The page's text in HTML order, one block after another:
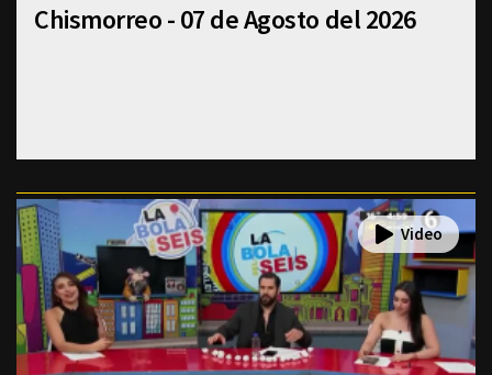
Chismorreo - 07 de Agosto del 2026